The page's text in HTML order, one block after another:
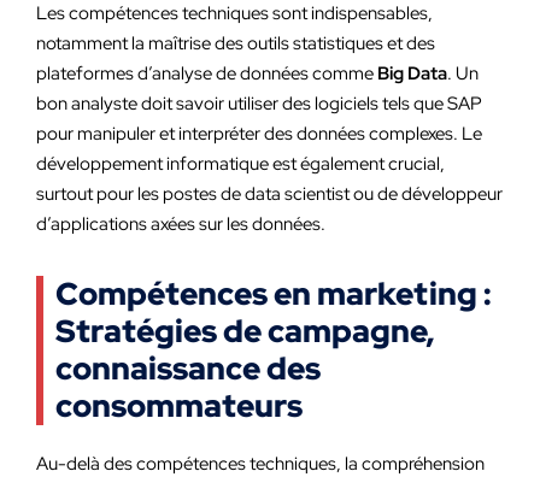
Les compétences techniques sont indispensables,
notamment la maîtrise des outils statistiques et des
plateformes d’analyse de données comme Big Data. Un
bon analyste doit savoir utiliser des logiciels tels que SAP
pour manipuler et interpréter des données complexes. Le
développement informatique est également crucial,
surtout pour les postes de data scientist ou de développeur
d’applications axées sur les données.
Compétences en marketing :
Stratégies de campagne,
connaissance des
consommateurs
Au-delà des compétences techniques, la compréhension